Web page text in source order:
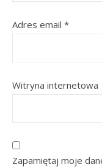
Adres email *
Witryna internetowa
Zapamiętaj moje